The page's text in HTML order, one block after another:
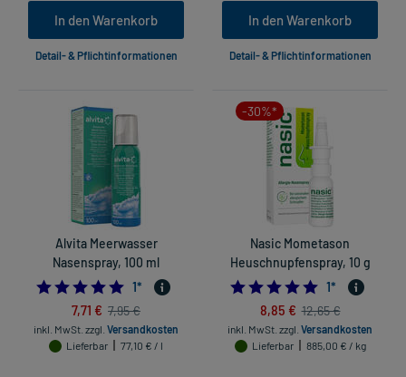
In den Warenkorb
Detail- & Pflichtinformationen
In den Warenkorb
Detail- & Pflichtinformationen
Alvita Meerwasser
Nasenspray, 100 ml
5.0
1*
7,71 € 7,95 €
inkl. MwSt. zzgl. Versandkosten
Lieferbar
77,10 € / l
-30%*
Nasic Mometason
Heuschnupfenspray, 10 g
5.0
1*
8,85 € 12,65 €
inkl. MwSt. zzgl. Versandkosten
Lieferbar
885,00 € / kg